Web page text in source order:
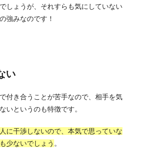
しょうが、それすらも気にしていない
強みなのです！
い
付き合うことが苦手なので、相手を気
いというのも特徴です。
に干渉しないので、本気で思っていな
少ないでしょう 。